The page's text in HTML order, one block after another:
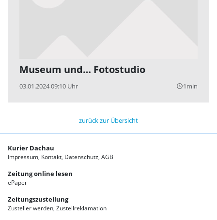
Museum und… Fotostudio
03.01.2024 09:10 Uhr query_builder1min
zurück zur Übersicht
Kurier Dachau
Impressum Kontakt Datenschutz AGB
Zeitung online lesen
ePaper
Zeitungszustellung
Zusteller werden Zustellreklamation